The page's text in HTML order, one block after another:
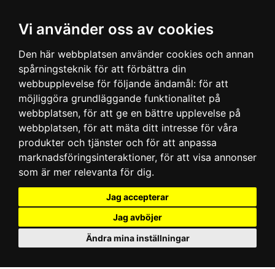
Vi använder oss av cookies
Den här webbplatsen använder cookies och annan
spårningsteknik för att förbättra din
webbupplevelse för följande ändamål: för att
möjliggöra grundläggande funktionalitet på
webbplatsen, för att ge en bättre upplevelse på
webbplatsen, för att mäta ditt intresse för våra
produkter och tjänster och för att anpassa
marknadsföringsinteraktioner, för att visa annonser
som är mer relevanta för dig.
Jag accepterar
Jag avböjer
Ändra mina inställningar